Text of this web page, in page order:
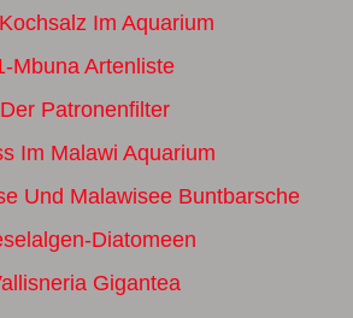
Im Aquarium
Mbuna Artenliste
Der Patronenfilter
Im Malawi Aquarium
Und Malawisee Buntbarsche
Diatomeen
Gigantea